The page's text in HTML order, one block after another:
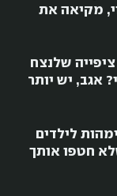
מקיאה את
ולוקחת
ציפייה שלנצח
אגב, יש יותר
גיל 40"
לילדים
חטפו אותך
אני לא